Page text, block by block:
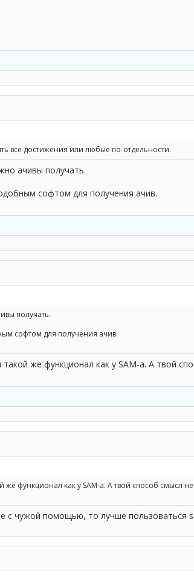
все достижения или любые по-отдельности.
ачивы получать.
софтом для получения ачив.
получать.
софтом для получения ачив.
же функционал как у SAM-а. А твой
функционал как у SAM-а. А твой способ смысл
с чужой помощью, то лучше пользоваться